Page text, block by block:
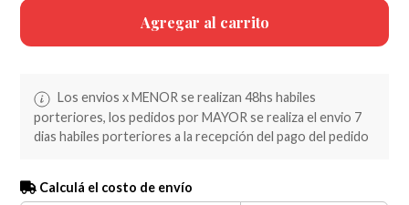
Agregar al carrito
Los envios x MENOR se realizan 48hs habiles
porteriores, los pedidos por MAYOR se realiza el envio 7
dias habiles porteriores a la recepción del pago del pedido
Calculá el costo de envío